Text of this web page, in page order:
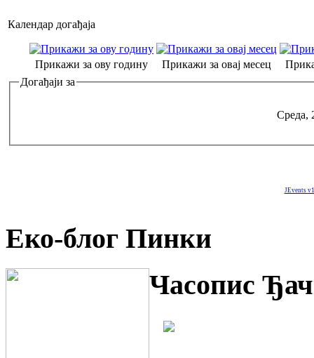
Календар догађаја
Прикажи за ову годину Прикажи за овај месец
Догађаји за
Среда,
JEvents
Еко-блог Пинки
Часопис